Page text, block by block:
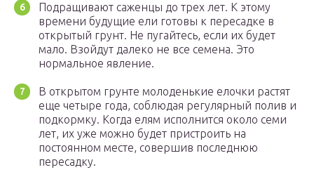
Подращивают саженцы до трех лет. К этому
времени будущие ели готовы к пересадке в
открытый грунт. Не пугайтесь, если их будет
мало. Взойдут далеко не все семена. Это
нормальное явление.
В открытом грунте молоденькие елочки растят
еще четыре года, соблюдая регулярный полив и
подкормку. Когда елям исполнится около семи
лет, их уже можно будет пристроить на
постоянном месте, совершив последнюю
пересадку.